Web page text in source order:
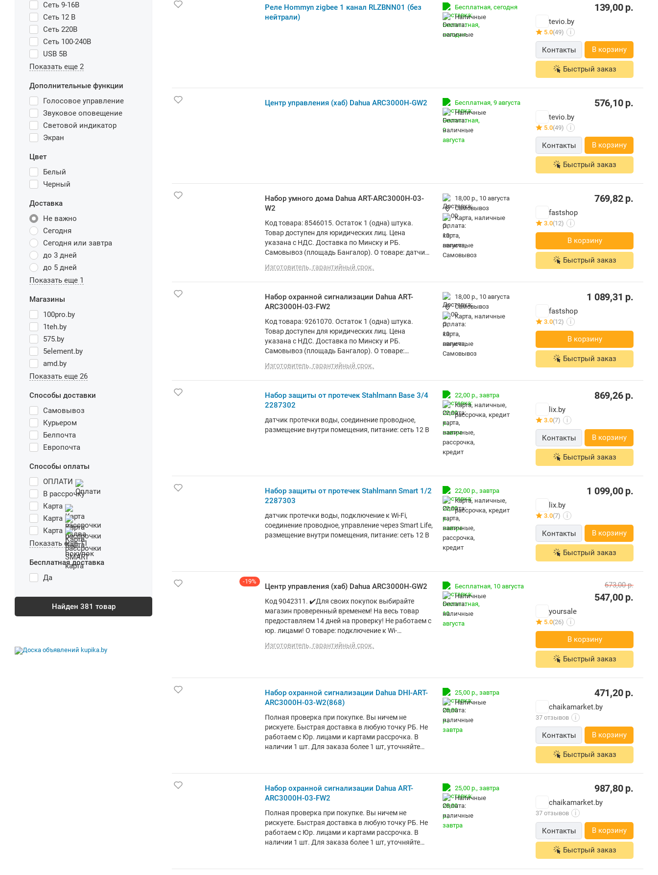
Сеть 9-16В
Сеть 12 В
Сеть 220В
Сеть 100-240В
USB 5В
Показать еще 2
Дополнительные функции
Голосовое управление
Звуковое оповещение
Световой индикатор
Экран
Цвет
Белый
Черный
Доставка
Не важно
Сегодня
Сегодня или завтра
до 3 дней
до 5 дней
Показать еще 1
Магазины
100pro.by
1teh.by
575.by
5element.by
amd.by
Показать еще 26
Способы доставки
Самовывоз
Курьером
Белпочта
Европочта
Способы оплаты
ОПЛАТИ
В рассрочку
Карта
Карта
Карта
Показать еще 11
Бесплатная доставка
Да
Найден 381 товар
Реле Hommyn zigbee 1 канал RLZBNN01 (без
нейтрали)
Бесплатная, сегодня
наличные
139,00р.
tevio.by
5.0(49) i
Контакты В корзину
Быстрый заказ
Центр управления (хаб) Dahua ARC3000H-GW2 Бесплатная, 9 августа
наличные
576,10р.
tevio.by
5.0(49) i
Контакты В корзину
Быстрый заказ
Набор умного дома Dahua ART-ARC3000H-03-
W2
Код товара: 8546015. Остаток 1 (одна) штука.
Товар доступен для юридических лиц. Цена
указана с НДС. Доставка по Минску и РБ.
Самовывоз (площадь Бангалор). О товаре: датчик
размещение внутри помещения
Изготовитель, гарантийный срок.
18,00 р., 10 августа
Самовывоз
карта, наличные
769,82р.
fastshop
3.0(12) i
В корзину
Быстрый заказ
Набор охранной сигнализации Dahua ART-
ARC3000H-03-FW2
Код товара: 9261070. Остаток 1 (одна) штука.
Товар доступен для юридических лиц. Цена
указана с НДС. Доставка по Минску и РБ.
Самовывоз (площадь Бангалор). О товаре:
радио, размещение внутри помещения, питание:
сеть 220В/батарейка/аккумулятор, световой
Изготовитель, гарантийный срок.
18,00 р., 10 августа
Самовывоз
карта, наличные
1 089,31 р.
fastshop
3.0(12) i
В корзину
Быстрый заказ
Набор защиты от протечек Stahlmann Base 3/4
2287302
датчик протечки воды, соединение проводное,
размещение внутри помещения, питание: сеть 12 В
22,00 р., завтра
карта, наличные,
рассрочка, кредит
869,26р.
lix.by
3.0(7) i
Контакты В корзину
Быстрый заказ
Набор защиты от протечек Stahlmann Smart 1/2
2287303
датчик протечки воды, подключение к Wi-Fi,
соединение проводное, управление через Smart Life,
размещение внутри помещения, питание: сеть 12 В
22,00 р., завтра
карта, наличные,
рассрочка, кредит
1 099,00р.
lix.by
3.0(7) i
Контакты В корзину
Быстрый заказ
-19%
Центр управления (хаб) Dahua ARC3000H-GW2
Код 9042311. ✔️Для своих покупок выбирайте
магазин проверенный временем! На весь товар
предоставляем 14 дней на проверку! Не работаем с
юр. лицами! О товаре: подключение к Wi-
внутри помещения, питание: сеть 220В/
Изготовитель, гарантийный срок.
Бесплатная, 10 августа
наличные
547,00р.
673,00р.
yoursale
5.0(26) i
В корзину
Быстрый заказ
Набор охранной сигнализации Dahua DHI-ART-
ARC3000H-03-W2(868)
Полная проверка при покупке. Вы ничем не
рискуете. Быстрая доставка в любую точку РБ. Не
работаем с Юр. лицами и картами рассрочка. В
наличии 1 шт. Для заказа более 1 шт, уточняйте
25,00 р., завтра
наличные
471,20р.
chaikamarket.by
37 отзывов i
Контакты В корзину
Быстрый заказ
Набор охранной сигнализации Dahua ART-
ARC3000H-03-FW2
Полная проверка при покупке. Вы ничем не
рискуете. Быстрая доставка в любую точку РБ. Не
работаем с Юр. лицами и картами рассрочка. В
наличии 1 шт. Для заказа более 1 шт, уточняйте
25,00 р., завтра
наличные
987,80р.
chaikamarket.by
37 отзывов i
Контакты В корзину
Быстрый заказ